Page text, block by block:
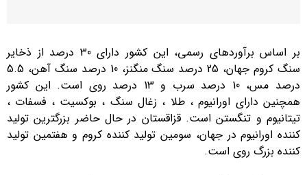
بر اساس برآوردهای رسمی، این کشور دارای 30 درصد از ذخایر
سنگ کروم جهان، 25 درصد سنگ منگنز، 10 درصد سنگ آهن، 5.5
درصد مس، 10 درصد سرب و 13 درصد روی است. این کشور
همچنین دارای اورانیوم ، طلا ، زغال سنگ ، بوکسیت ، فسفات ،
تیتانیوم و تنگستن است. قزاقستان در حال حاضر بزرگترین تولید
کننده اورانیوم در جهان، سومین تولید کننده کروم و هفتمین تولید
کننده بزرگ روی است.